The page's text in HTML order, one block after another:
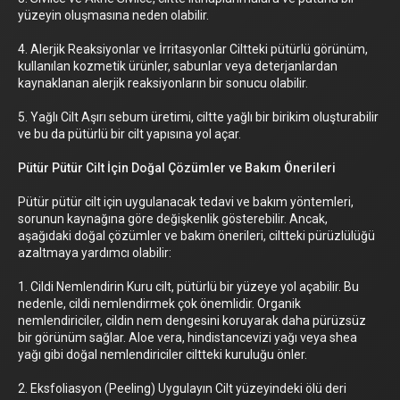
yüzeyin oluşmasına neden olabilir.
4. Alerjik Reaksiyonlar ve İrritasyonlar Ciltteki pütürlü görünüm,
kullanılan kozmetik ürünler, sabunlar veya deterjanlardan
kaynaklanan alerjik reaksiyonların bir sonucu olabilir.
5. Yağlı Cilt Aşırı sebum üretimi, ciltte yağlı bir birikim oluşturabilir
ve bu da pütürlü bir cilt yapısına yol açar.
Pütür Pütür Cilt İçin Doğal Çözümler ve Bakım Önerileri
Pütür pütür cilt için uygulanacak tedavi ve bakım yöntemleri,
sorunun kaynağına göre değişkenlik gösterebilir. Ancak,
aşağıdaki doğal çözümler ve bakım önerileri, ciltteki pürüzlülüğü
azaltmaya yardımcı olabilir:
1. Cildi Nemlendirin Kuru cilt, pütürlü bir yüzeye yol açabilir. Bu
nedenle, cildi nemlendirmek çok önemlidir. Organik
nemlendiriciler, cildin nem dengesini koruyarak daha pürüzsüz
bir görünüm sağlar. Aloe vera, hindistancevizi yağı veya shea
yağı gibi doğal nemlendiriciler ciltteki kuruluğu önler.
2. Eksfoliasyon (Peeling) Uygulayın Cilt yüzeyindeki ölü deri